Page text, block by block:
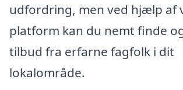
udfordring, men ved hjælp af
platform kan du nemt finde
tilbud fra erfarne fagfolk i dit
lokalområde.